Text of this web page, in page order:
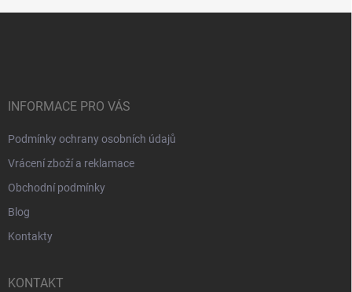
INFORMACE PRO VÁS
Podmínky ochrany osobních údajů
Vrácení zboží a reklamace
Obchodní podmínky
Blog
Kontakty
KONTAKT